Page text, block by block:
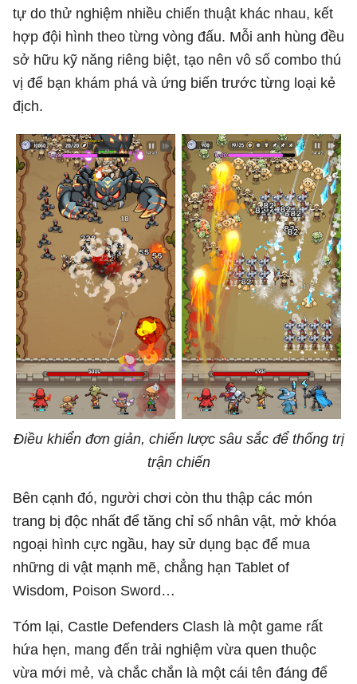
tự do thử nghiệm nhiều chiến thuật khác nhau, kết
hợp đội hình theo từng vòng đấu. Mỗi anh hùng đều
sở hữu kỹ năng riêng biệt, tạo nên vô số combo thú
vị để bạn khám phá và ứng biến trước từng loại kẻ
địch.
Điều khiển đơn giản, chiến lược sâu sắc để thống trị
trận chiến
Bên cạnh đó, người chơi còn thu thập các món
trang bị độc nhất để tăng chỉ số nhân vật, mở khóa
ngoại hình cực ngầu, hay sử dụng bạc để mua
những di vật mạnh mẽ, chẳng hạn Tablet of
Wisdom, Poison Sword…
Tóm lại, Castle Defenders Clash là một game rất
hứa hẹn, mang đến trải nghiệm vừa quen thuộc
vừa mới mẻ, và chắc chắn là một cái tên đáng để